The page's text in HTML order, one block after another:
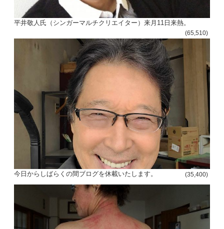
平井敬人氏（シンガーマルチクリエイター）来月11日来熱。
(65,510)
今日からしばらくの間ブログを休載いたします。 (35,400)